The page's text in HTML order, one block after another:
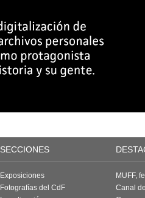
SECCIONES
Exposiciones
Fotografías del CdF
MUFF,
Canal